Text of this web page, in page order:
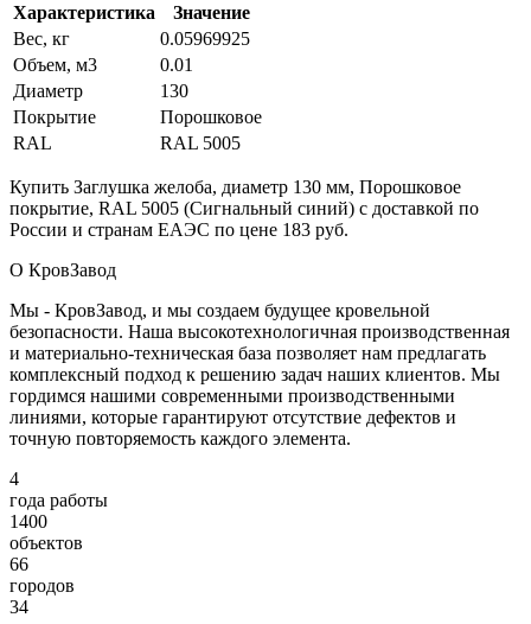
Характеристика
Значение
Вес, кг
0.05969925
Объем, м3
0.01
Диаметр
130
Покрытие
Порошковое
RAL
RAL 5005
Купить Заглушка желоба, диаметр 130 мм, Порошковое
покрытие, RAL 5005 (Сигнальный синий) с доставкой по
России и странам ЕАЭС по цене 183 руб.
О КровЗавод
Мы - КровЗавод, и мы создаем будущее кровельной
безопасности. Наша высокотехнологичная производственная
и материально-техническая база позволяет нам предлагать
комплексный подход к решению задач наших клиентов. Мы
гордимся нашими современными производственными
линиями, которые гарантируют отсутствие дефектов и
точную повторяемость каждого элемента.
4
года работы
1400
объектов
66
городов
34